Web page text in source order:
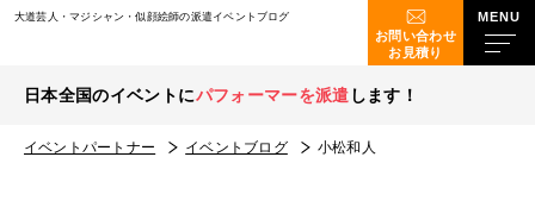
大道芸人・マジシャン・似顔絵師の派遣イベントブログ
お問い合わせ
お見積り
日本全国のイベントにパフォーマーを派遣 します！
イベントパートナー イベントブログ 小松和人